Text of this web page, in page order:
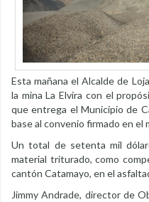
Esta mañana el Alcalde de
la mina La Elvira con el
que entrega el Municipio de
base al convenio firmado en el
Un total de setenta mil
material triturado, como
cantón Catamayo, en el
Jimmy Andrade, director de